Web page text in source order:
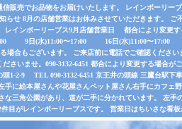
信販売でお品物をお届けいたします。 レインボーリ
せ 8月の店舗営業はお休みさせていただきます。 ご
レインボーリーブス9月店舗営業日 都合により変更
9日(水)11:00〜17:00 16日(水)11:00〜17:00
場合もございます。 ご来店前に電話でご確認くださ
さいませ。090-3132-6451 都合により変更する場合
1-2-9 TEL 090-3132-6451 京王井の頭線 三鷹台駅
に絵本屋さんや花屋さんペット屋さん右手にカフ
な三角公園があり、道が二手に分かれています。 左
目がレインボーリーブスです。 営業日はちいさな看板